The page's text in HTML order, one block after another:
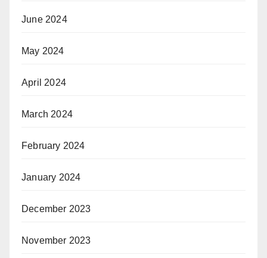
June 2024
May 2024
April 2024
March 2024
February 2024
January 2024
December 2023
November 2023